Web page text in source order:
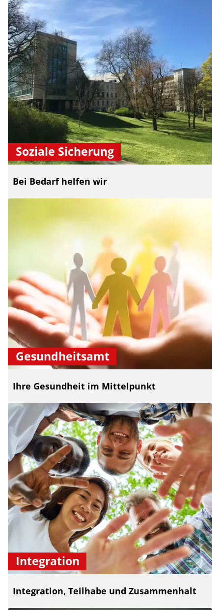
Soziale Sicherung
Bei Bedarf helfen wir
Gesundheitsamt
Ihre Gesundheit im Mittelpunkt
Integration
Integration, Teilhabe und Zusammenhalt